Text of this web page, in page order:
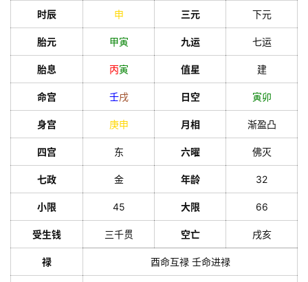
时辰 申 三元 下元
胎元 甲寅 九运 七运
胎息 丙寅 值星 建
命宫 壬戌 日空 寅卯
身宫 庚申 月相 渐盈凸
四宫 东 六曜 佛灭
七政 金 年龄 32
小限 45 大限 66
受生钱 三千贯 空亡 戌亥
禄 酉命互禄 壬命进禄